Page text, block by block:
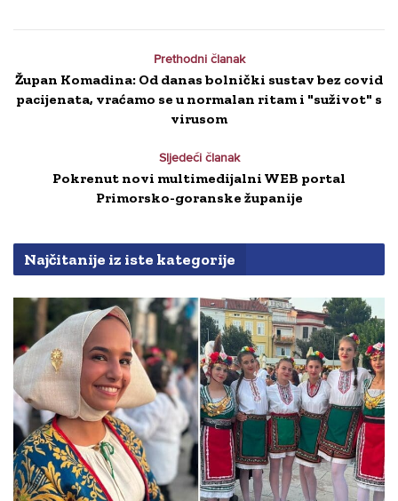
Prethodni članak
Župan Komadina: Od danas bolnički sustav bez covid
pacijenata, vraćamo se u normalan ritam i "suživot" s
virusom
Sljedeći članak
Pokrenut novi multimedijalni WEB portal
Primorsko-goranske županije
Najčitanije iz iste kategorije